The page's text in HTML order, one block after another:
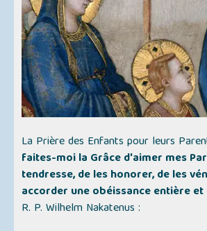
La Prière des Enfants pour leurs
faites-moi la Grâce d'aimer mes
tendresse, de les honorer, de les
accorder une obéissance entière
R. P. Wilhelm Nakatenus :